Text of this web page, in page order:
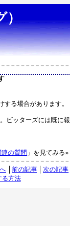
る場合があります。
ビッターズには既に報
連の質問 」を見てみる»
前の記事 次の記事
る方法